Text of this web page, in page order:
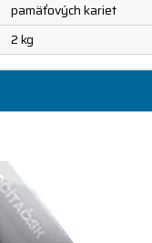
pamäťových kariet
2 kg